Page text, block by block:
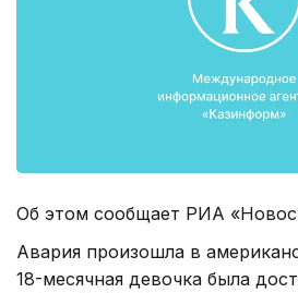
Об этом сообщает РИА
Авария произошла в
18-месячная девочка была